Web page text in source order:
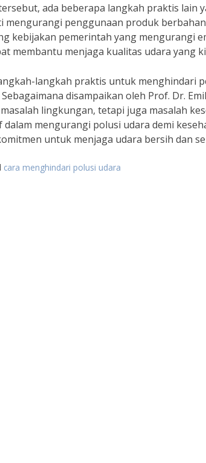
ada beberapa langkah praktis lain
mengurangi penggunaan produk
kebijakan pemerintah yang mengurangi
membantu menjaga kualitas udara yang
langkah praktis untuk menghindari
disampaikan oleh Prof. Dr.
lingkungan, tetapi juga masalah
mengurangi polusi udara demi
untuk menjaga udara bersih dan
cara menghindari polusi udara